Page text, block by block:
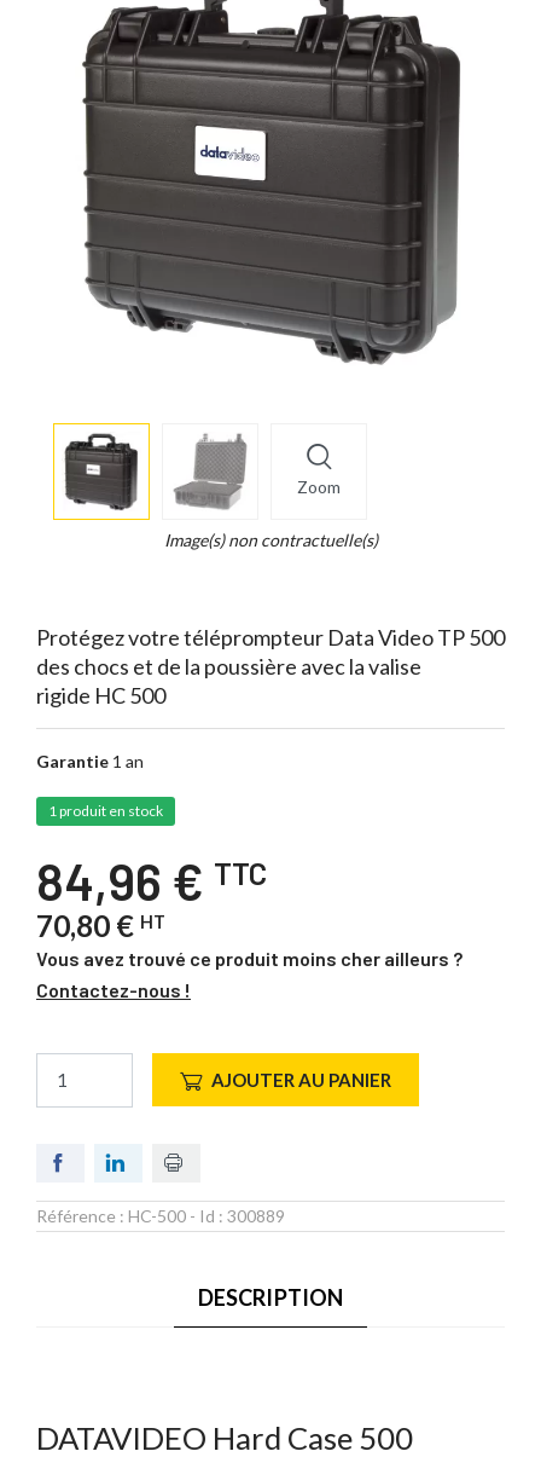
Zoom
info
Legend...
Image(s) non contractuelle(s)
Protégez votre téléprompteur Data Video TP 500
des chocs et de la poussière avec la valise
rigide HC 500
Garantie 1 an
1 produit en stock
84,96 € TTC
70,80 € HT
Vous avez trouvé ce produit moins cher ailleurs ?
Contactez-nous !
AJOUTER AU PANIER
Référence : HC-500 - Id : 300889
DESCRIPTION
DATAVIDEO Hard Case 500